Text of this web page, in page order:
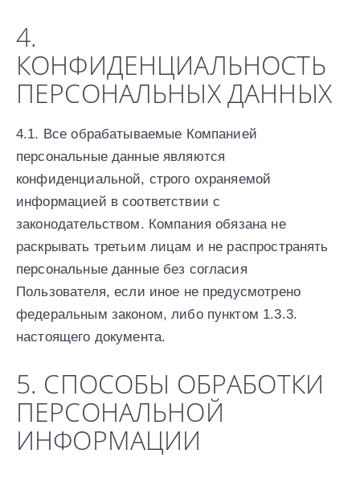
4.
КОНФИДЕНЦИАЛЬНОСТЬ
ПЕРСОНАЛЬНЫХ ДАННЫХ
4.1. Все обрабатываемые Компанией
персональные данные являются
конфиденциальной, строго охраняемой
информацией в соответствии с
законодательством. Компания обязана не
раскрывать третьим лицам и не распространять
персональные данные без согласия
Пользователя, если иное не предусмотрено
федеральным законом, либо пунктом 1.3.3.
настоящего документа.
5. СПОСОБЫ ОБРАБОТКИ
ПЕРСОНАЛЬНОЙ
ИНФОРМАЦИИ